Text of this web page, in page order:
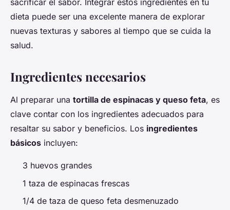
sacrificar el sabor. Integrar estos ingredientes en tu
dieta puede ser una excelente manera de explorar
nuevas texturas y sabores al tiempo que se cuida la
salud.
Ingredientes necesarios
Al preparar una tortilla de espinacas y queso feta, es
clave contar con los ingredientes adecuados para
resaltar su sabor y beneficios. Los ingredientes
básicos incluyen:
3 huevos grandes
1 taza de espinacas frescas
1/4 de taza de queso feta desmenuzado